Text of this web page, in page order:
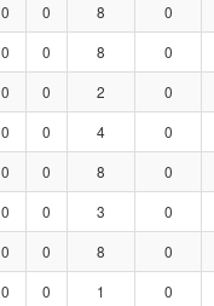
0 0 8 0
0 0 8 0
0 0 2 0
0 0 4 0
0 0 8 0
0 0 3 0
0 0 8 0
0 0 1 0